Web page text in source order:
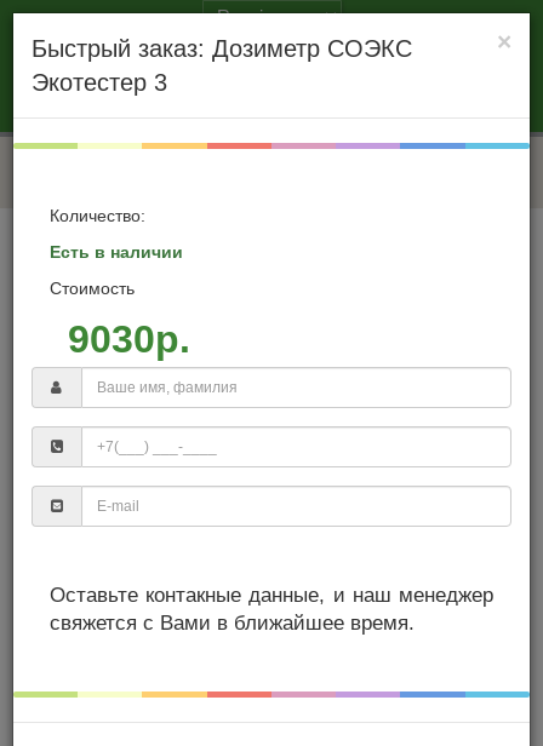
Cайт производителя
+7 (495) 260-99-50
×
Быстрый заказ: Дозиметр СОЭКС
Экотестер 3
Количество:
Есть в наличии
Стоимость
9030р.
Оставьте контакные данные, и наш менеджер
свяжется с Вами в ближайшее время.